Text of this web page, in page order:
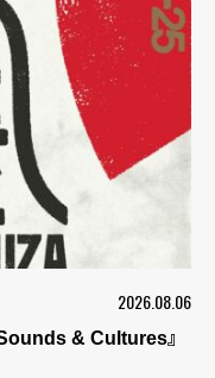
2026.08.06
& Cultures』